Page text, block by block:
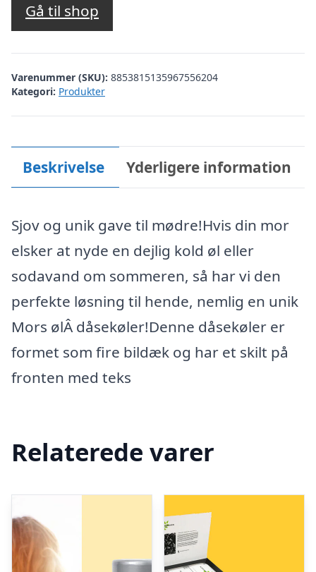
Gå til shop
Varenummer (SKU): 8853815135967556204
Kategori: Produkter
Beskrivelse Yderligere information
Sjov og unik gave til mødre!Hvis din mor
elsker at nyde en dejlig kold øl eller
sodavand om sommeren, så har vi den
perfekte løsning til hende, nemlig en unik
Mors ølÂ dåsekøler!Denne dåsekøler er
formet som fire bildæk og har et skilt på
fronten med teks
Relaterede varer